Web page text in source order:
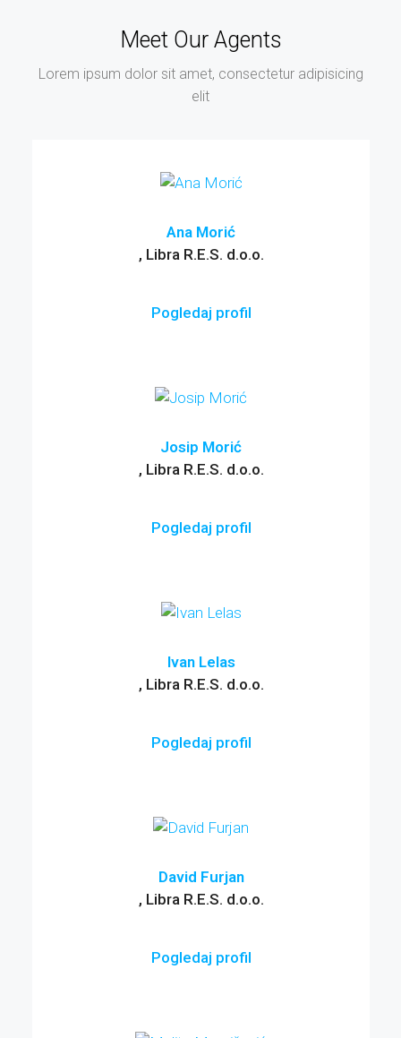
Meet Our Agents
Lorem ipsum dolor sit amet, consectetur adipisicing
elit
Ana Morić
, Libra R.E.S. d.o.o.
Pogledaj profil
Josip Morić
, Libra R.E.S. d.o.o.
Pogledaj profil
Ivan Lelas
, Libra R.E.S. d.o.o.
Pogledaj profil
David Furjan
, Libra R.E.S. d.o.o.
Pogledaj profil